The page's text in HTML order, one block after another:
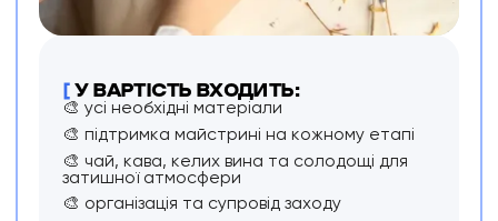
[ У ВАРТІСТЬ ВХОДИТЬ:
🎨 усі необхідні матеріали
🎨 підтримка майстрині на кожному етапі
🎨 чай, кава, келих вина та солодощі для
затишної атмосфери
🎨 організація та супровід заходу